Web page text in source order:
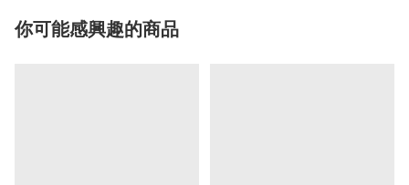
你可能感興趣的商品